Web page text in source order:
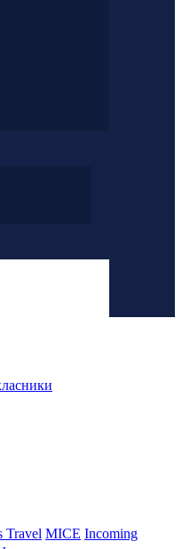
Travel MICE Incoming